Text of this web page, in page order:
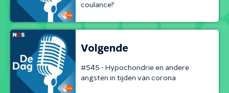
coulance!'
Volgende
#545 - Hypochondrie en andere
angsten in tijden van corona